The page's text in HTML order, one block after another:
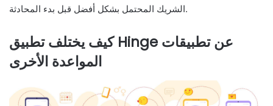
الشريك المحتمل بشكل أفضل قبل بدء المحادثة.
كيف يختلف تطبيق Hinge عن تطبيقات
المواعدة الأخرى